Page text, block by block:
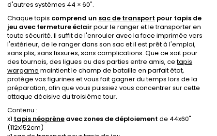
d'autres systèmes 44 × 60".
Chaque tapis comprend un sac de transport pour tapis de
jeu avec fermeture éclair pour le ranger et le transporter en
toute sécurité. Il suffit de l'enrouler avec la face imprimée vers
l'extérieur, de le ranger dans son sac et il est prêt à l'emploi,
sans plis, sans fissures, sans complications. Que ce soit pour
des tournois, des ligues ou des parties entre amis, cetapis
wargame maintient le champ de bataille en parfait état,
protège vos figurines et vous fait gagner du temps lors de la
préparation, afin que vous puissiez vous concentrer sur cette
attaque décisive du troisième tour.
Contenu :
x1 tapis néoprène avec zones de déploiement de 44x60"
(112x152cm)